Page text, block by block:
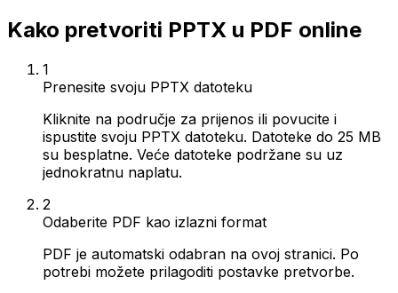
Kako pretvoriti PPTX u PDF online
1
Prenesite svoju PPTX datoteku
Kliknite na područje za prijenos ili povucite i
ispustite svoju PPTX datoteku. Datoteke do 25 MB
su besplatne. Veće datoteke podržane su uz
jednokratnu naplatu.
2
Odaberite PDF kao izlazni format
PDF je automatski odabran na ovoj stranici. Po
potrebi možete prilagoditi postavke pretvorbe.